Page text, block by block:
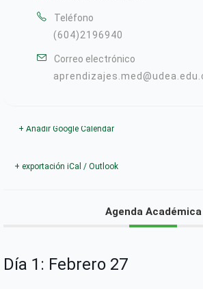
Teléfono
(604)2196940
Correo electrónico
+ Añadir Google Calendar
+ exportación iCal / Outlook
Agenda Académica
Día 1: Febrero 27